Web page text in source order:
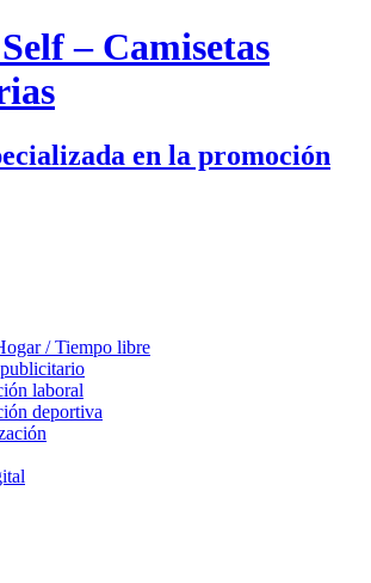
– Camisetas
en la promoción
/ Tiempo libre
laboral
deportiva